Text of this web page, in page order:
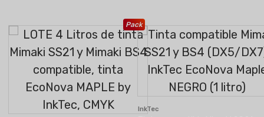
Pack
InkTec